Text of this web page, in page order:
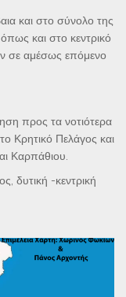
και στο σύνολο της
και στο κεντρικό
σε αμέσως επόμενο
προς τα νοτιότερα
Κρητικό Πελάγος και
Καρπάθιου.
δυτική -κεντρική